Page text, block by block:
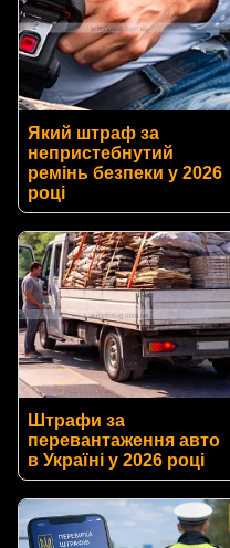
Який штраф за
непристебнутий
ремінь безпеки у 2026
році
Штрафи за
перевантаження авто
в Україні у 2026 році